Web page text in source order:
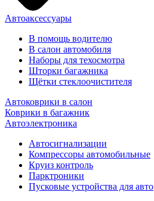
Автоаксессуары
В помощь водителю
В салон автомобиля
Наборы для техосмотра
Шторки багажника
Щётки стеклоочистителя
Автоковрики в салон
Коврики в багажник
Автоэлектроника
Автосигнализации
Компрессоры автомобильные
Круиз контроль
Парктроники
Пусковые устройства для авто